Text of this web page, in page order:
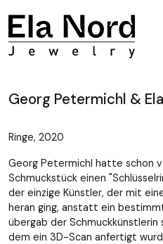
Georg Petermichl &
Ringe, 2020
Georg Petermichl hatte schon
Schmuckstück einen
der einzige Künstler, der mit
heran ging, anstatt ein
übergab der Schmuckkünstlerin
dem ein 3D-Scan anfertigt